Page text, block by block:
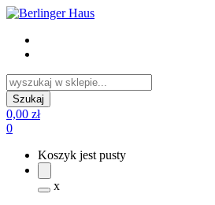
0,00 zł
0
Koszyk jest pusty
x